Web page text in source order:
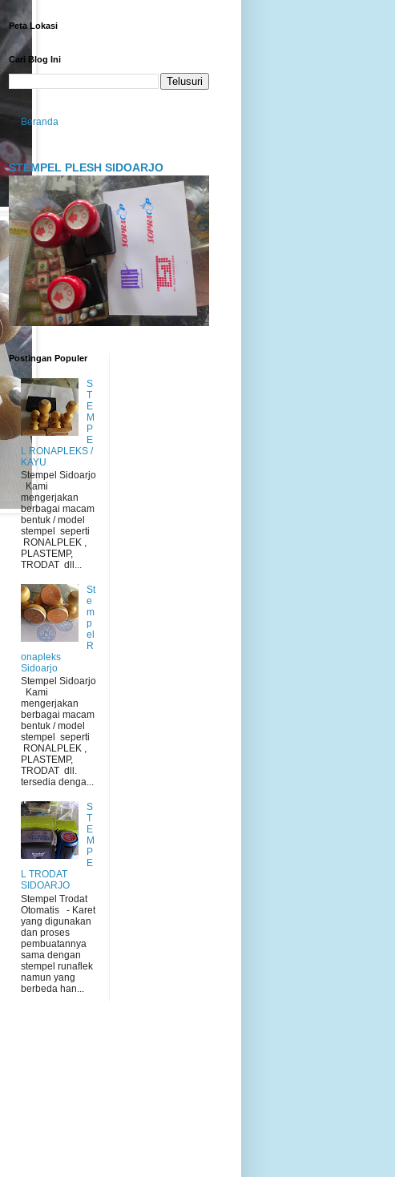
Peta Lokasi
Cari Blog Ini
Beranda
STEMPEL PLESH SIDOARJO
Postingan Populer
S
T
E
M
P
E
L RONAPLEKS /
KAYU
Stempel Sidoarjo
Kami
mengerjakan
berbagai macam
bentuk / model
stempel seperti
RONALPLEK ,
PLASTEMP,
TRODAT dll...
St
e
m
p
el
R
onapleks
Sidoarjo
Stempel Sidoarjo
Kami
mengerjakan
berbagai macam
bentuk / model
stempel seperti
RONALPLEK ,
PLASTEMP,
TRODAT dll.
tersedia denga...
S
T
E
M
P
E
L TRODAT
SIDOARJO
Stempel Trodat
Otomatis - Karet
yang digunakan
dan proses
pembuatannya
sama dengan
stempel runaflek
namun yang
berbeda han...